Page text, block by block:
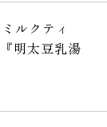
ルクティ
明太豆乳湯